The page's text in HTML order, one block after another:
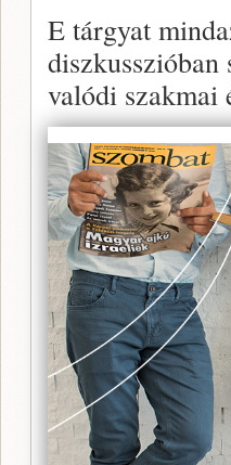
E tárgyat
diszkusszióban
valódi szakmai